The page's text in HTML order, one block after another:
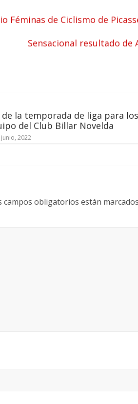
Féminas de Ciclismo de
Sensacional resultado de
de la temporada de liga para
del Club Billar Novelda
junio, 2022
campos obligatorios están